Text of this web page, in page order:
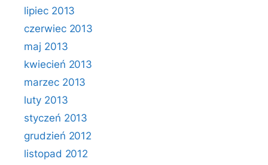
lipiec 2013
czerwiec 2013
maj 2013
kwiecień 2013
marzec 2013
luty 2013
styczeń 2013
grudzień 2012
listopad 2012